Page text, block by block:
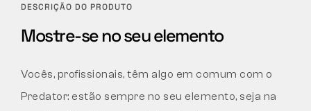
DESCRIÇÃO DO PRODUTO
Mostre-se no seu elemento
Vocês, profissionais, têm algo em comum com o
Predator: estão sempre no seu elemento, seja na